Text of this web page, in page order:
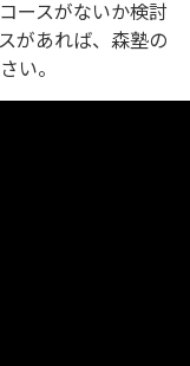
ースがないか検討
があれば、森塾の
い。